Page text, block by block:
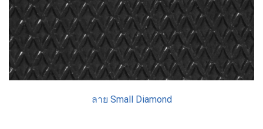
ลาย Small Diamond